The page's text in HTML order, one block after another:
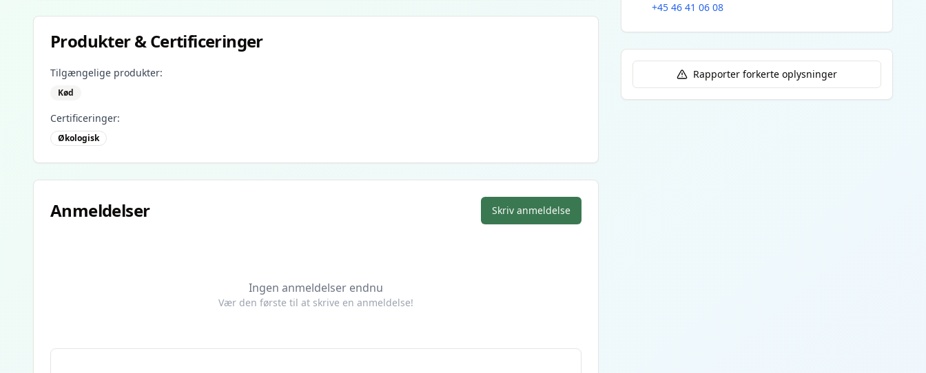
Produkter & Certificeringer
Tilgængelige produkter:
Kød
Certificeringer:
Økologisk
Anmeldelser Skriv anmeldelse
Ingen anmeldelser endnu
Vær den første til at skrive en anmeldelse!
+45 46 41 06 08
Rapporter forkerte oplysninger